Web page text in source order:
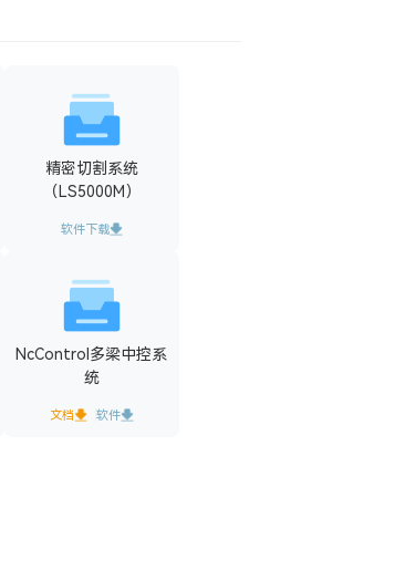
精密切割系统
（LS5000M）
软件下载
NcControl多梁中控系
统
文档 软件